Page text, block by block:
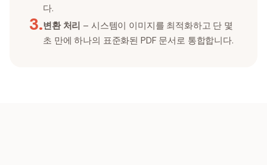
다.
3.변환 처리 – 시스템이 이미지를 최적화하고 단 몇
초 만에 하나의 표준화된 PDF 문서로 통합합니다.